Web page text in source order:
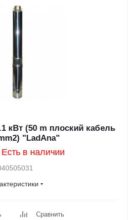
кВт (50 m плоский кабель
"LadAna"
Есть в наличии
Сравнить